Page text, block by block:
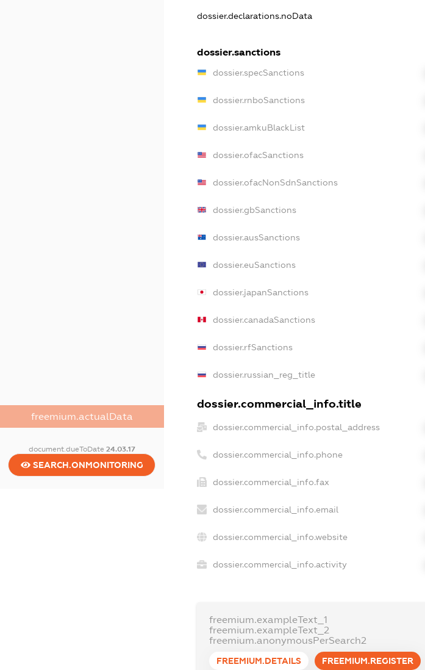
freemium.actualData
document.dueToDate 24.03.17
SEARCH.ONMONITORING
dossier.declarations.noData
dossier.sanctions
dossier.specSanctions
dossier.rnboSanctions
dossier.amkuBlackList
dossier.ofacSanctions
dossier.ofacNonSdnSanctions
dossier.gbSanctions
dossier.ausSanctions
dossier.euSanctions
dossier.japanSanctions
dossier.canadaSanctions
dossier.rfSanctions
dossier.russian_reg_title
dossier.commercial_info.title
dossier.commercial_info.postal_address
dossier.commercial_info.phone
dossier.commercial_info.fax
dossier.commercial_info.email
dossier.commercial_info.website
dossier.commercial_info.activity
freemium.exampleText_1
freemium.exampleText_2
freemium.anonymousPerSearch2
FREEMIUM.DETAILS FREEMIUM.REGISTER